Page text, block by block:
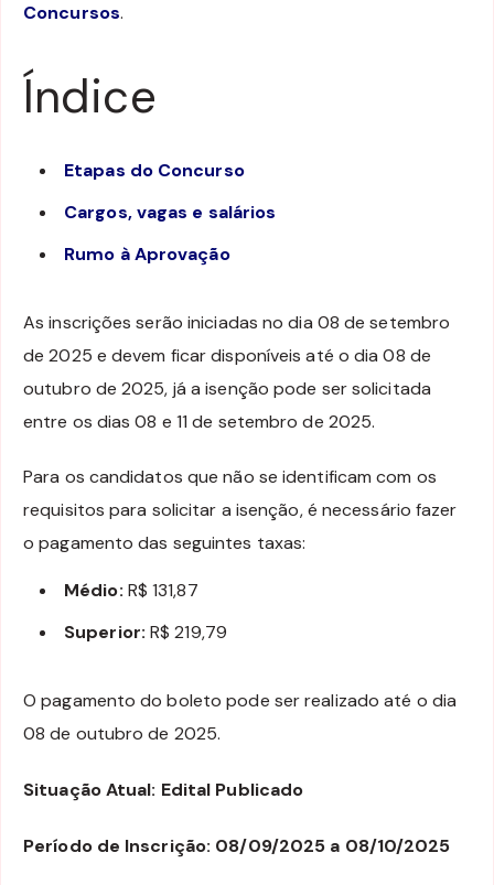
Concursos.
Índice
Etapas do Concurso
Cargos, vagas e salários
Rumo à Aprovação
As inscrições serão iniciadas no dia 08 de setembro
de 2025 e devem ficar disponíveis até o dia 08 de
outubro de 2025, já a isenção pode ser solicitada
entre os dias 08 e 11 de setembro de 2025.
Para os candidatos que não se identificam com os
requisitos para solicitar a isenção, é necessário fazer
o pagamento das seguintes taxas:
Médio: R$ 131,87
Superior: R$ 219,79
O pagamento do boleto pode ser realizado até o dia
08 de outubro de 2025.
Situação Atual: Edital Publicado
Período de Inscrição: 08/09/2025 a 08/10/2025